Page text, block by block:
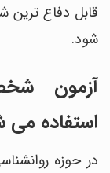
قابل دفاع ترین
شود.
آزمون
استفاده می
در حوزه